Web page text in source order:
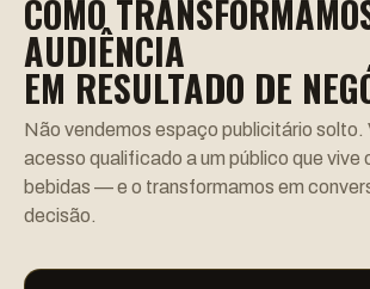
COMO
AUDIÊNCIA
EM RESULTADO DE
Não vendemos espaço publicitário solto.
acesso qualificado a um público que vive
bebidas — e o transformamos em
decisão.